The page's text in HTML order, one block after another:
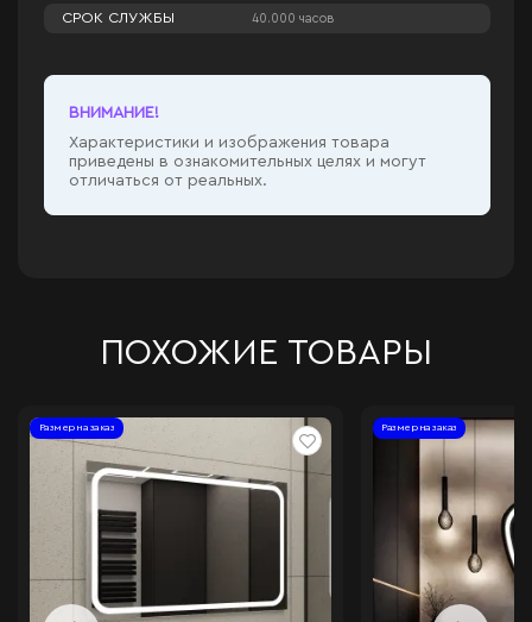
СРОК СЛУЖБЫ 40.000 часов
ВНИМАНИЕ!
Характеристики и изображения товара
приведены в ознакомительных целях и могут
отличаться от реальных.
ПОХОЖИЕ ТОВАРЫ
Размер на заказ Размер на заказ